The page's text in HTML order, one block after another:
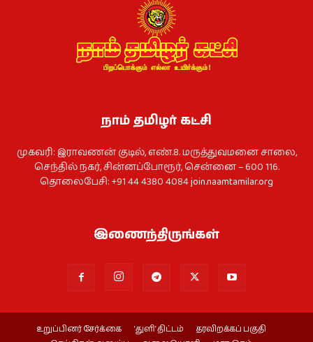
நாம் தமிழர் கட்சி
முகவரி: இராவணன் குடில், எண்.8. மருத்துவமனை சாலை,
செந்தில் நகர், சின்னப்போரூர், சென்னை – 600 116.
தொலைபேசி: +91 44 4380 4084join.naamtamilar.org
இணைந்திருங்கள்
உறுப்பினர் சேர்க்கை ‘துளி’ திட்டம்
தரவிறக்கப் பகுதி